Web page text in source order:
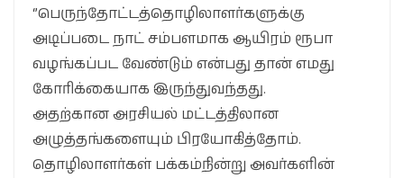
‘’பெருந்தோட்டத்தொழிலாளர்களுக்கு
அடிப்படை நாட் சம்பளமாக ஆயிரம் ரூபா
வழங்கப்பட வேண்டும் என்பது தான் எமது
கோரிக்கையாக இருந்துவந்தது.
அதற்கான அரசியல் மட்டத்திலான
அழுத்தங்களையும் பிரயோகித்தோம்.
தொழிலாளர்கள் பக்கம்நின்று அவர்களின்